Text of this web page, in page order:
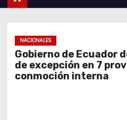
NACIONALES
Gobierno de Ecuador
de excepción en 7
conmoción interna